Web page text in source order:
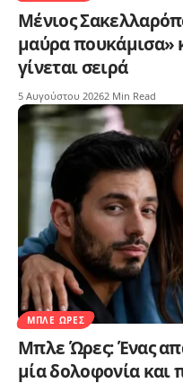
Μένιος
μαύρα πουκάμισα»
γίνεται σειρά
5 Αυγούστου 20262 Min Read
ΜΠΛΕ ΏΡΕΣ
Μπλε Ώρες: Ένας
μία δολοφονία και